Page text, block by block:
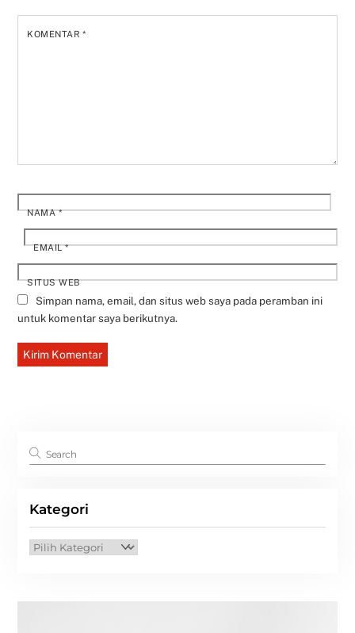
KOMENTAR*
NAMA*
EMAIL*
SITUS WEB
Simpan nama, email, dan situs web saya pada peramban ini
untuk komentar saya berikutnya.
Kategori
Kategori